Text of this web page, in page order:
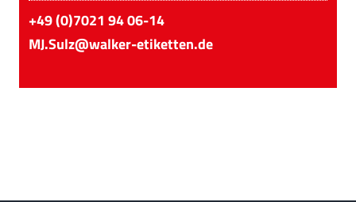
+49 (0)7021 94 06-14
MJ.Sulz@walker-etiketten.de